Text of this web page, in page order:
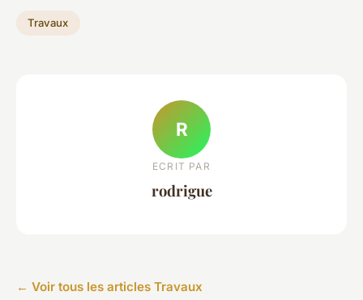
Travaux
R
ECRIT PAR
rodrigue
← Voir tous les articles Travaux